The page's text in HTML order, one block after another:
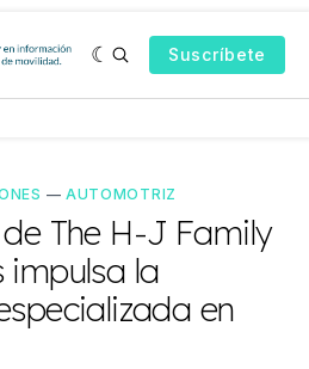
Suscríbete
— AUTOMOTRIZ
The H-J Family
la
en